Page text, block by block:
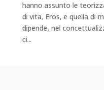
hanno assunto le
di vita, Eros, e quella di
dipende, nel
ci...